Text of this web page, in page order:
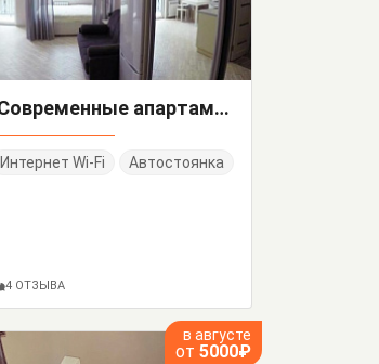
"Современные апартаменты в центре Адлера" квартира-студия
Интернет Wi-Fi Автостоянка
4 ОТЗЫВА
в августе
от 5000₽